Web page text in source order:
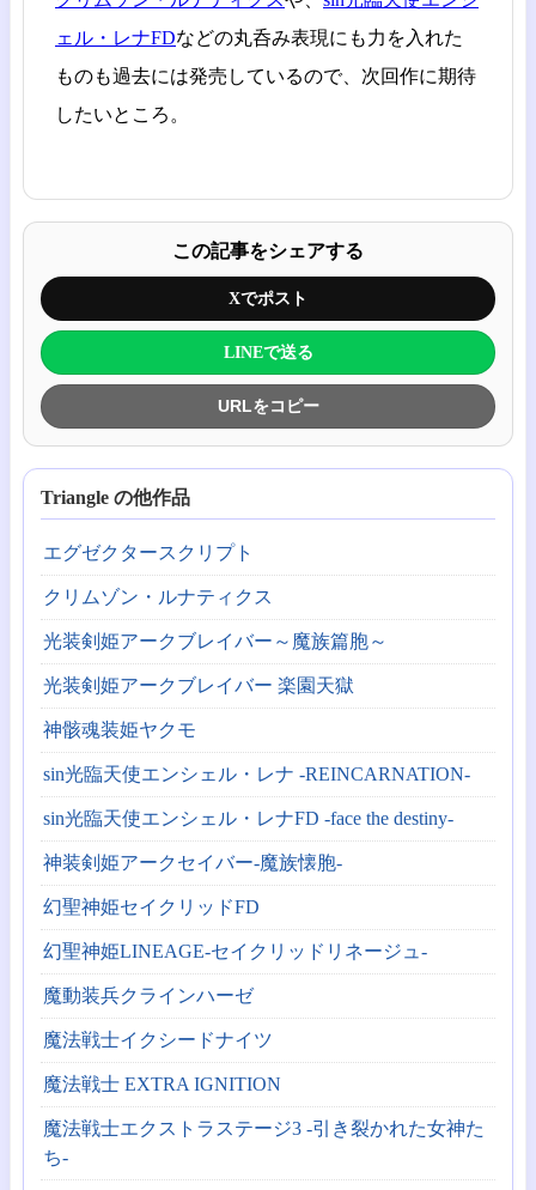
ェル・レナFDなどの丸呑み表現にも力を入れた
ものも過去には発売しているので、次回作に期待
したいところ。
この記事をシェアする
Xでポスト
LINEで送る
URLをコピー
Triangle の他作品
エグゼクタースクリプト
クリムゾン・ルナティクス
光装剣姫アークブレイバー～魔族篇胞～
光装剣姫アークブレイバー 楽園天獄
神骸魂装姫ヤクモ
sin光臨天使エンシェル・レナ -REINCARNATION-
sin光臨天使エンシェル・レナFD -face the destiny-
神装剣姫アークセイバー-魔族懐胞-
幻聖神姫セイクリッドFD
幻聖神姫LINEAGE-セイクリッドリネージュ-
魔動装兵クラインハーゼ
魔法戦士イクシードナイツ
魔法戦士 EXTRA IGNITION
魔法戦士エクストラステージ3 -引き裂かれた女神た
ち-